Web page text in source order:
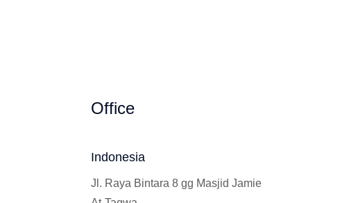
Office
Indonesia
Jl. Raya Bintara 8 gg Masjid Jamie